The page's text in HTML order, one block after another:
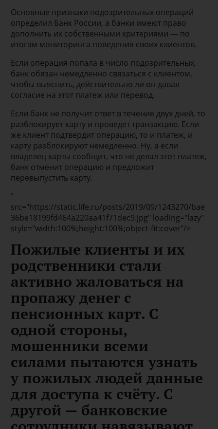
Основные признаки подозрительных операций
определил Банк России, а банки имеют право
дополнить их собственными критериями — по
итогам мониторинга поведения своих клиентов.
Если операция попала в число подозрительных,
банк обязан немедленно связаться с клиентом,
чтобы выяснить, действительно ли он давал
согласие на этот платеж или перевод.
Если банк не получит ответ в течение двух дней, то
разблокирует карту и проведет транзакцию. Если
же клиент подтвердит операцию, то и платеж, и
карту разблокируют немедленно. Ну, а если
владелец карты сообщит, что не делал этот платеж,
банк отменит операцию и предложит
перевыпустить карту.
"
src="https://static.life.ru/posts/2019/09/1243270/bae
36be18199fd464a220aa41f71dec9.jpg" loading="lazy"
style="width:100%;height:100%;object-fit:cover"/>
Пожилые клиенты и их
родственники стали
активно жаловаться на
пропажу денег с
пенсионных карт. С
одной стороны,
мошенники всеми
силами пытаются узнать
у пожилых людей данные
для доступа к счёту. С
другой — банковские